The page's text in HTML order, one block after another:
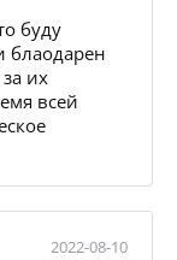
буду
блаодарен
их
всей
2022-08-10